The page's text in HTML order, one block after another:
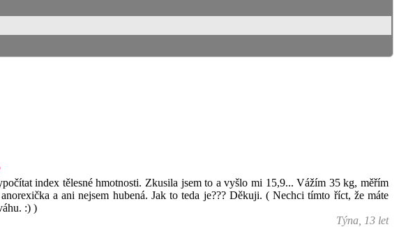
index tělesné hmotnosti. Zkusila jsem to a vyšlo mi 15,9... Vážím 35 kg, měřím
a ani nejsem hubená. Jak to teda je??? Děkuji. ( Nechci tímto říct, že máte
:) )
Týna, 13 let